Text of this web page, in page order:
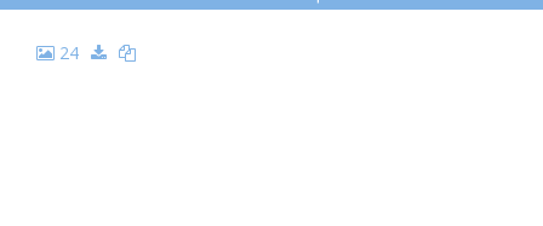
24